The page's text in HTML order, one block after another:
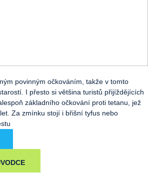
povinným očkováním, takže v tomto
I přesto si většina turistů přijíždějících
základního očkování proti tetanu, jež
Za zmínku stojí i břišní tyfus nebo